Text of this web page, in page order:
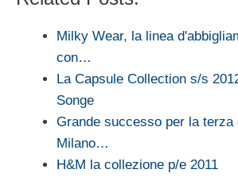
Milky Wear, la linea
con…
La Capsule Collection s/s
Songe
Grande successo per la terza
Milano…
H&M la collezione p/e 2011